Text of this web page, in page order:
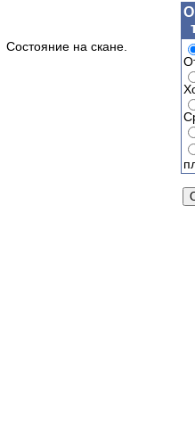
Состояние на скане.